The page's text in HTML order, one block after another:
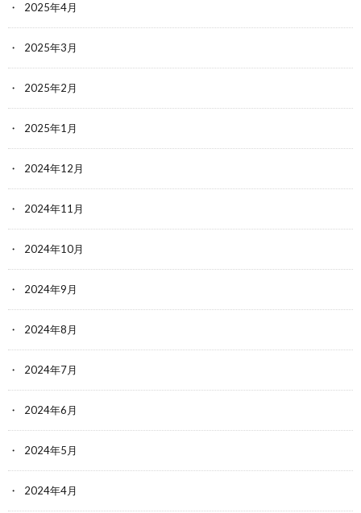
2025年4月
2025年3月
2025年2月
2025年1月
2024年12月
2024年11月
2024年10月
2024年9月
2024年8月
2024年7月
2024年6月
2024年5月
2024年4月